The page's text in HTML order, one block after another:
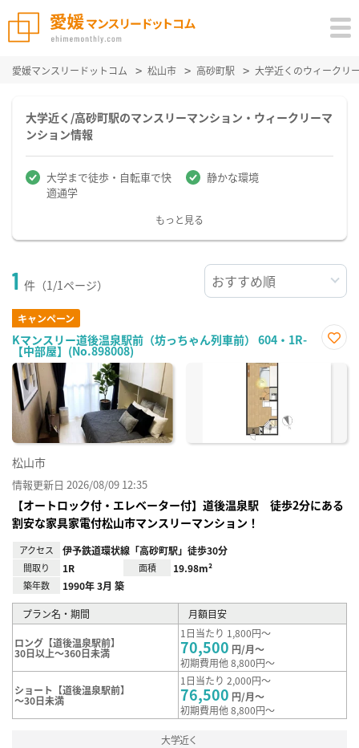
愛媛マンスリードットコム 松山市 高砂町駅 大学近くのウィークリ
大学近く/高砂町駅のマンスリーマンション・ウィークリーマ
ンション情報
大学まで徒歩・自転車で快
適通学
静かな環境
もっと見る
1 件（1/1ページ）
キャンペーン
Kマンスリー道後温泉駅前（坊っちゃん列車前） 604・1R-
【中部屋】(No.898008)
に入
松山市
情報更新日 2026/08/09 12:35
【オートロック付・エレベーター付】道後温泉駅 徒歩2分にある
割安な家具家電付松山市マンスリーマンション！
アクセス 伊予鉄道環状線「高砂町駅」徒歩30分
間取り 1R 面積 19.98m²
築年数 1990年 3月 築
プラン名・期間 月額目安
ロング【道後温泉駅前】
30日以上～360日未満
1日当たり 1,800円～
70,500 円/月～
初期費用他 8,800円～
ショート【道後温泉駅前】
～30日未満
1日当たり 2,000円～
76,500 円/月～
初期費用他 8,800円～
大学近く